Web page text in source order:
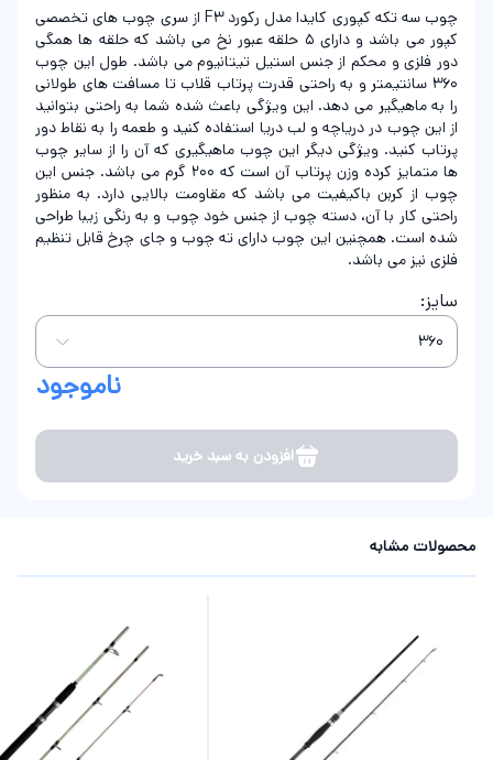
چوب سه تکه کپوری کایدا مدل رکورد F3 از سری چوب های تخصصی
کپور می باشد و دارای 5 حلقه عبور نخ می باشد که حلقه ها همگی
دور فلزی و محکم از جنس استیل تیتانیوم می باشد. طول این چوب
360 سانتیمتر و به راحتی قدرت پرتاب قلاب تا مسافت های طولانی
را به ماهیگیر می دهد. این ویژگی باعث شده شما به راحتی بتوانید
از این چوب در دریاچه و لب دریا استفاده کنید و طعمه را به نقاط دور
پرتاب کنید. ویژگی دیگر این چوب ماهیگیری که آن را از سایر چوب
ها متمایز کرده وزن پرتاب آن است که 200 گرم می باشد. جنس این
چوب از کربن باکیفیت می باشد که مقاومت بالایی دارد. به منظور
راحتی کار با آن، دسته چوب از جنس خود چوب و به رنگی زیبا طراحی
شده است. همچنین این چوب دارای ته چوب و جای چرخ قابل تنظیم
فلزی نیز می باشد.
سایز:
ناموجود
افزودن به سبد خرید
محصولات مشابه